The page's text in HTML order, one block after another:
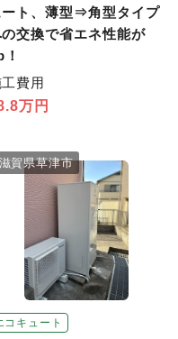
ート、薄型⇒角型タイプ
の交換で省エネ性能が
費用
万円
コキュート
滋賀県草津市